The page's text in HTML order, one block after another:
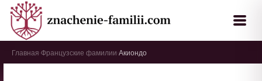
Главная Французские фамилии Акиондо